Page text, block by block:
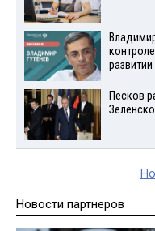
Песков
Новости партнеров